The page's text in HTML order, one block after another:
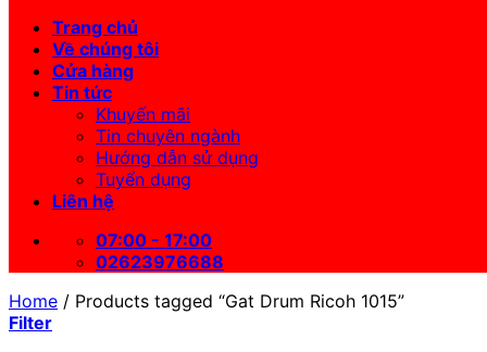
Trang chủ
Về chúng tôi
Cửa hàng
Tin tức
Khuyến mãi
Tin chuyên ngành
Hướng dẫn sử dụng
Tuyển dụng
Liên hệ
07:00 - 17:00
02623976688
Home / Products tagged “Gat Drum Ricoh 1015”
Filter